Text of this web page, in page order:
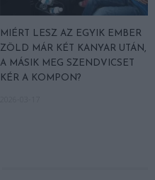
MIÉRT LESZ AZ EGYIK EMBER
ZÖLD MÁR KÉT KANYAR UTÁN,
A MÁSIK MEG SZENDVICSET
KÉR A KOMPON?